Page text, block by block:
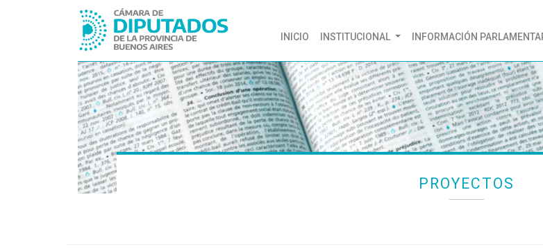
INICIO (CURRENT)
INSTITUCIONAL INFORMACIÓN
PROYECTOS